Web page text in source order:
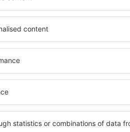
şi
de
sau
şi alte
de
O varietate de
elementele cheie
bune hoteluri din
servicii și o gamă
standarde ridicate
principalele
gratuită și pot
corespundă perfect
standarde ȋnalte
precum spa și
cazare în Torino
persoane aflate în
companii care